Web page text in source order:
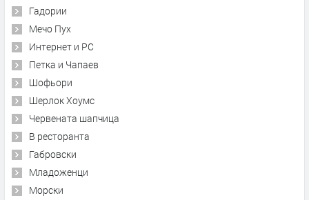
Гадории
Мечо Пух
Интернет и PC
Петка и Чапаев
Шофьори
Шерлок Хоумс
Червената шапчица
В ресторанта
Габровски
Младоженци
Морски